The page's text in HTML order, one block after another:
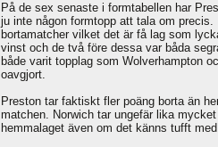
På de sex senaste i formtabellen har
ju inte någon formtopp att tala om
bortamatcher vilket det är få lag som
vinst och de två före dessa var båda
både varit topplag som Wolverhampton
oavgjort.
Preston tar faktiskt fler poäng borta än
matchen. Norwich tar ungefär lika
hemmalaget även om det känns tufft